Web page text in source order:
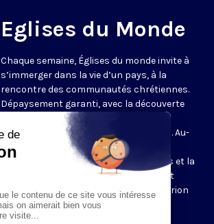
Eglises du Monde
Chaque semaine, Églises du monde invite à
s’immerger dans la vie d’un pays, à la
rencontre des communautés chrétiennes.
Dépaysement garanti, avec la découverte
des spécificités et du rayonnement de
l’Église catholique ou de ses difficultés. Au-
delà de l’actualité, il s’agit aussi de
comprendre les grands enjeux du pays et la
contribution que les chrétiens peuvent
apporter à la société. Présenté par Marion
Fontenille chaque jeudi à 21h45.